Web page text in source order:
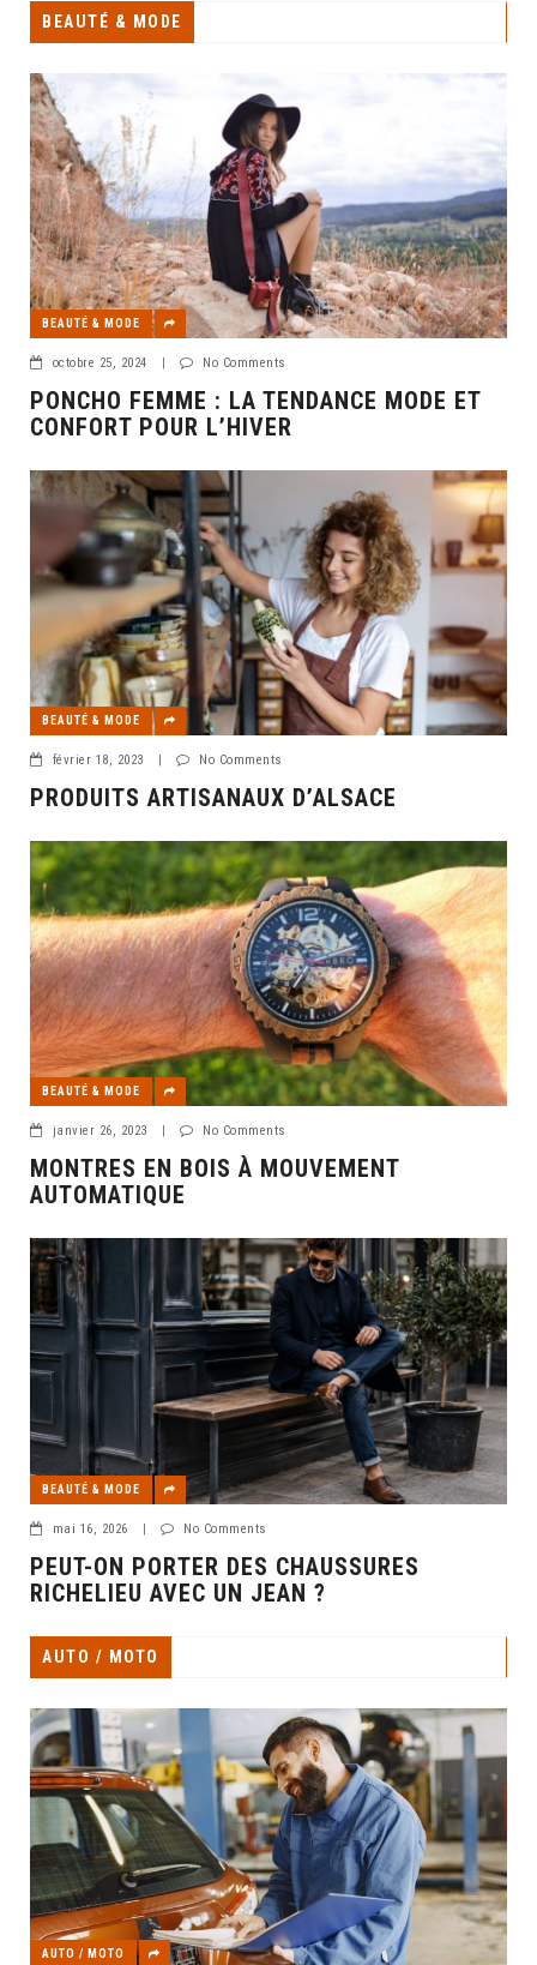
BEAUTÉ & MODE
BEAUTÉ & MODE
octobre 25, 2024 | No Comments
PONCHO FEMME : LA TENDANCE MODE ET
CONFORT POUR L’HIVER
BEAUTÉ & MODE
février 18, 2023 No Comments
PRODUITS ARTISANAUX D’ALSACE
BEAUTÉ & MODE
janvier 26, 2023 No Comments
MONTRES EN BOIS À MOUVEMENT
AUTOMATIQUE
BEAUTÉ & MODE
mai 16, 2026 | No Comments
PEUT-ON PORTER DES CHAUSSURES
RICHELIEU AVEC UN JEAN ?
AUTO / MOTO
AUTO / MOTO